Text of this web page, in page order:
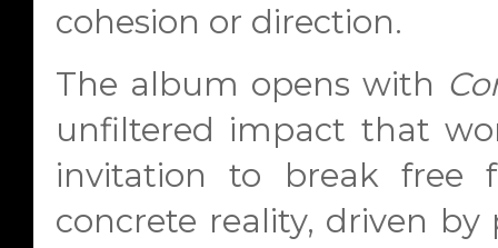
cohesion or direction.
The album opens with
unfiltered impact that
invitation to break free
concrete reality, driven